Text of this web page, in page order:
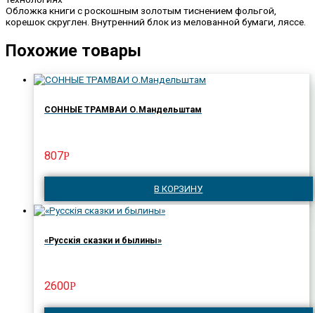
Обложка книги с роскошным золотым тиснением фольгой,
корешок скруглен. Внутренний блок из мелованной бумаги, ляссе.
Похожие товары
СОННЫЕ ТРАМВАИ О.Мандельштам
807Р
В КОРЗИНУ
«Русскiя сказки и былины»
2600Р